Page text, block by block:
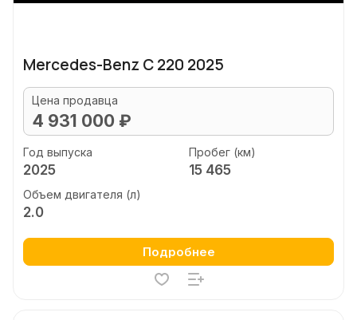
Mercedes-Benz C 220 2025
Цена продавца
4 931 000 ₽
Год выпуска
2025
Пробег (км)
15 465
Объем двигателя (л)
2.0
Подробнее